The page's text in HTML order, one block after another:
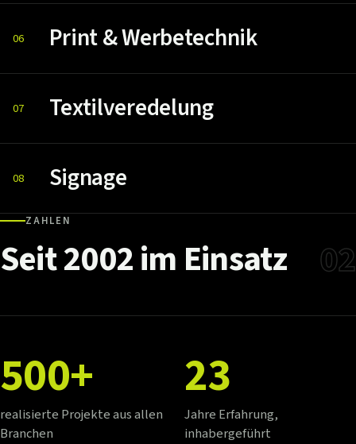
06 Print & Werbetechnik
07 Textilveredelung
08 Signage
ZAHLEN
Seit2002im Einsatz 02
500+
realisierte Projekte aus allen
Branchen
23
Jahre Erfahrung,
inhabergeführt